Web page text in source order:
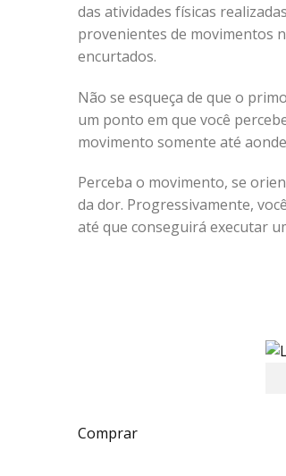
das atividades físicas
provenientes de movimentos
encurtados.
Não se esqueça de que o
um ponto em que você
movimento somente até
Perceba o movimento, se
da dor. Progressivamente,
até que conseguirá executar
Comprar